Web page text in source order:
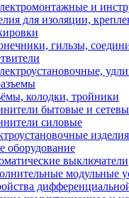
и
для изоляции,
гильзы,
колодки, тройники
бытовые и
силовые
изделия
оборудование
выключатели
модульные